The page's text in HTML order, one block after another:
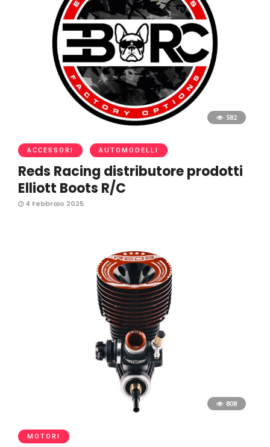
582
ACCESSORI AUTOMODELLI
Reds Racing distributore prodotti
Elliott Boots R/C
4 Febbraio 2025
808
MOTORI